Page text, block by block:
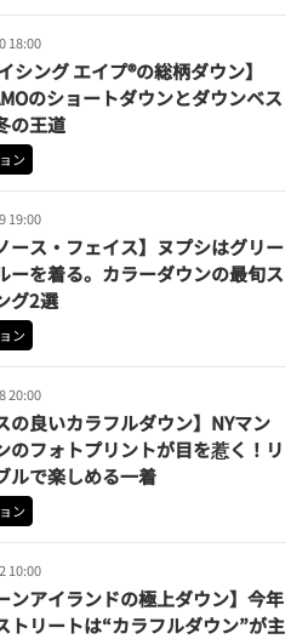
18:00
シング エイプ®の総柄ダウン】
のショートダウンとダウンベス
の王道
ン
19:00
ース・フェイス】ヌプシはグリー
ーを着る。カラーダウンの最旬ス
グ2選
ン
20:00
の良いカラフルダウン】NYマン
のフォトプリントが目を惹く！リ
ルで楽しめる一着
ン
10:00
ンアイランドの極上ダウン】今年
トリートは“カラフルダウン”が主